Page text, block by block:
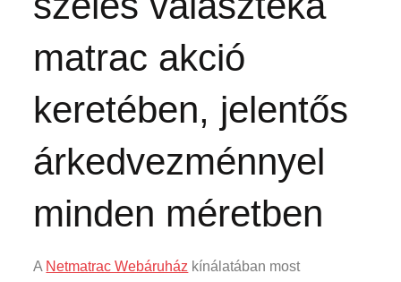
matrac akció
keretében, jelentős
árkedvezménnyel
minden méretben
A Netmatrac Webáruház kínálatában most